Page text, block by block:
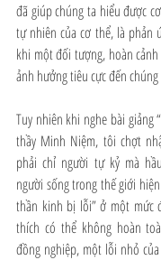
đã giúp chúng ta hiểu được
tự nhiên của cơ thể, là phản
khi một đối tượng, hoàn
ảnh hưởng tiêu cực đến
Tuy nhiên khi nghe bài giảng
thầy Minh Niệm, tôi chợt
phải chỉ người tự kỷ mà
người sống trong thế giới
thần kinh bị lỗi” ở một mức
thích có thể không hoàn
đồng nghiệp, một lỗi nhỏ